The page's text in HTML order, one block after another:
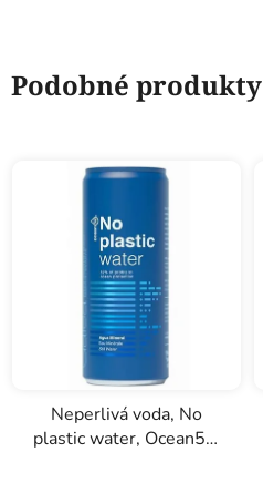
Podobné produkty
Neperlivá voda, No
plastic water, Ocean52,